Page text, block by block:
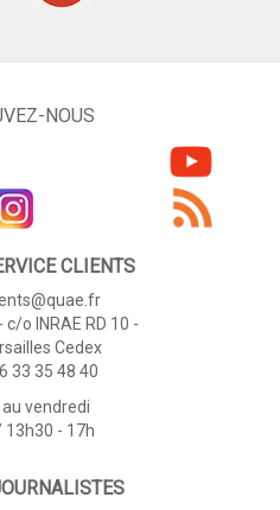
NOUS
CLIENTS
c/o INRAE RD 10 -
Cedex
33 35 48 40
au vendredi
13h30 - 17h